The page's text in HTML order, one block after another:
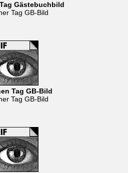
Gästebuchbild
Tag GB-Bild
Tag GB-Bild
Tag GB-Bild